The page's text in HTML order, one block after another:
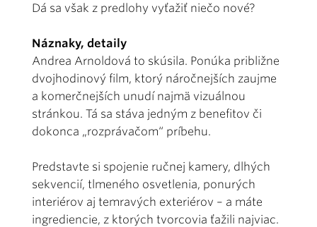
Dá sa však z predlohy vyťažiť niečo nové?
Náznaky, detaily
Andrea Arnoldová to skúsila. Ponúka približne
dvojhodinový film, ktorý náročnejších zaujme
a komerčnejších unudí najmä vizuálnou
stránkou. Tá sa stáva jedným z benefitov či
dokonca „rozprávačom“ príbehu.
Predstavte si spojenie ručnej kamery, dlhých
sekvencií, tlmeného osvetlenia, ponurých
interiérov aj temravých exteriérov – a máte
ingrediencie, z ktorých tvorcovia ťažili najviac.